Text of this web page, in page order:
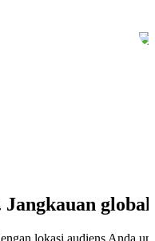
Jangkauan global
lokasi audiens Anda